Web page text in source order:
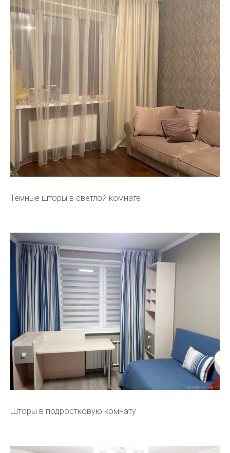
Тёмные шторы в светлой комнате
Шторы в подростковую комнату